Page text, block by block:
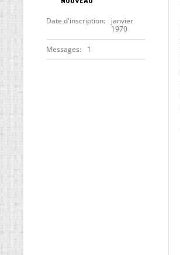
Date d'inscription
janvier
1970
Messages 1